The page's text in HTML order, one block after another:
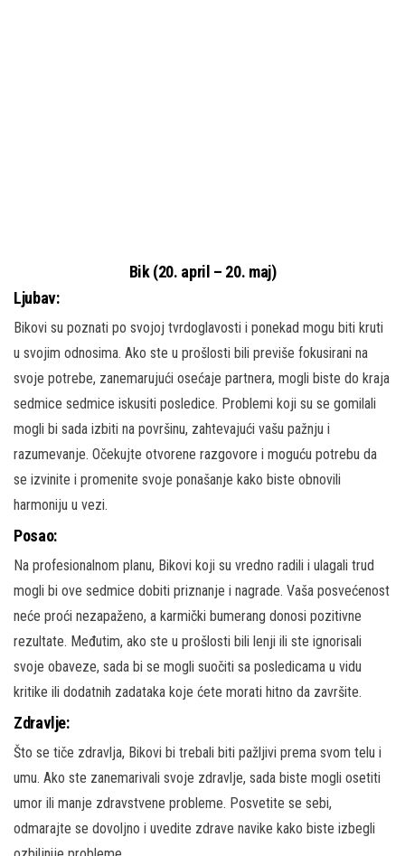
Bik (20. april – 20. maj)
Ljubav:
Bikovi su poznati po svojoj tvrdoglavosti i ponekad mogu biti kruti
u svojim odnosima. Ako ste u prošlosti bili previše fokusirani na
svoje potrebe, zanemarujući osećaje partnera, mogli biste do kraja
sedmice sedmice iskusiti posledice. Problemi koji su se gomilali
mogli bi sada izbiti na površinu, zahtevajući vašu pažnju i
razumevanje. Očekujte otvorene razgovore i moguću potrebu da
se izvinite i promenite svoje ponašanje kako biste obnovili
harmoniju u vezi.
Posao:
Na profesionalnom planu, Bikovi koji su vredno radili i ulagali trud
mogli bi ove sedmice dobiti priznanje i nagrade. Vaša posvećenost
neće proći nezapaženo, a karmički bumerang donosi pozitivne
rezultate. Međutim, ako ste u prošlosti bili lenji ili ste ignorisali
svoje obaveze, sada bi se mogli suočiti sa posledicama u vidu
kritike ili dodatnih zadataka koje ćete morati hitno da završite.
Zdravlje:
Što se tiče zdravlja, Bikovi bi trebali biti pažljivi prema svom telu i
umu. Ako ste zanemarivali svoje zdravlje, sada biste mogli osetiti
umor ili manje zdravstvene probleme. Posvetite se sebi,
odmarajte se dovoljno i uvedite zdrave navike kako biste izbegli